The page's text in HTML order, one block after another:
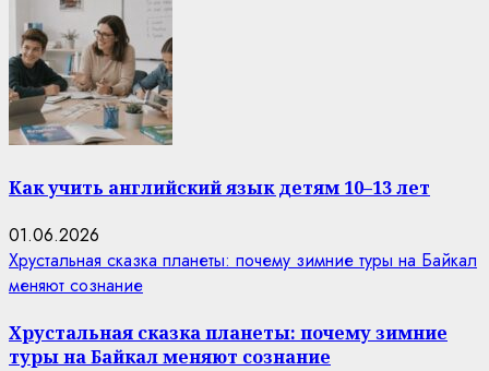
Как учить английский язык детям 10–13 лет
01.06.2026
Хрустальная сказка планеты: почему зимние туры на Байкал
меняют сознание
Хрустальная сказка планеты: почему зимние
туры на Байкал меняют сознание